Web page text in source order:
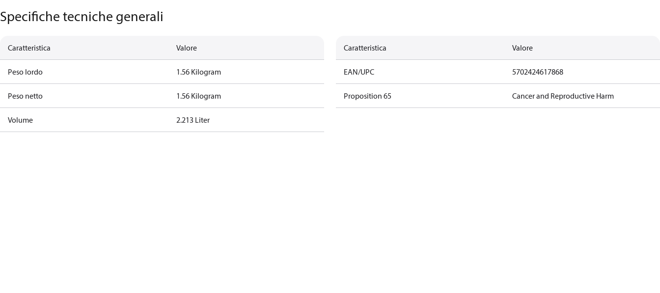
Specifiche tecniche generali
Caratteristica Valore
Peso lordo 1.56 Kilogram
Peso netto 1.56 Kilogram
Volume 2.213 Liter
Caratteristica Valore
EAN/UPC 5702424617868
Proposition 65 Cancer and Reproductive Harm